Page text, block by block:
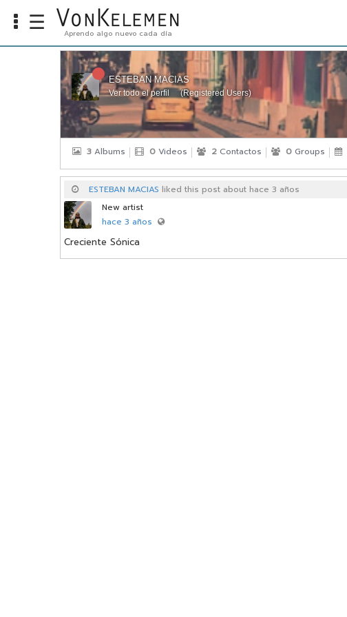
Info
Carreras
☰ Aprendo algo nuevo cada día
ESTEBAN MACIAS
Ver todo el perfil (Registered Users)
3 Albums 0 Videos 2 Contactos 0 Groups
ESTEBAN MACIAS liked this post about hace 3 años
New artist
hace 3 años
Creciente Sónica